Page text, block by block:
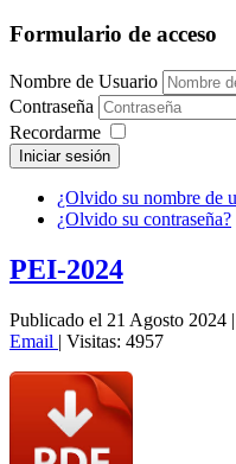
Formulario de acceso
Nombre de Usuario
Contraseña
Recordarme
Iniciar sesión
¿Olvido su nombre de
¿Olvido su contraseña?
PEI-2024
Publicado el 21 Agosto 2024 |
Email | Visitas: 4957